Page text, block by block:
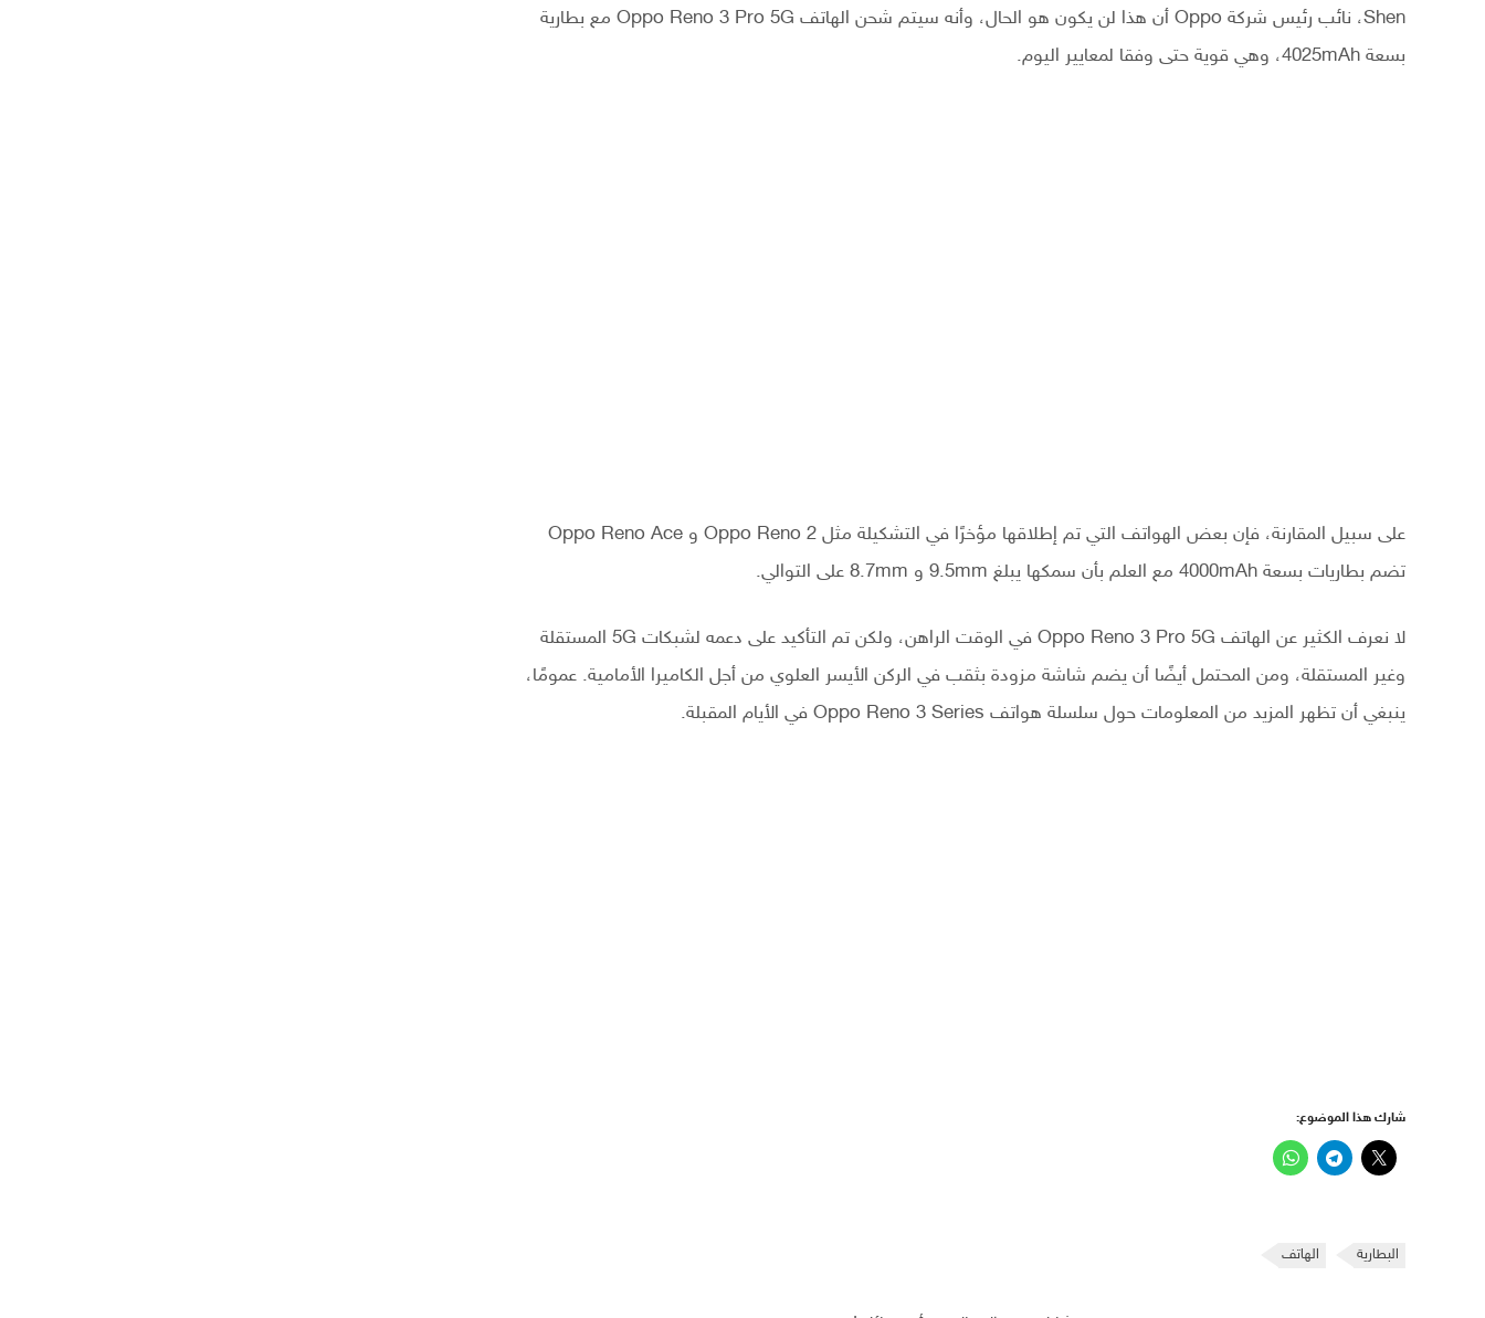
Shen، نائب رئيس شركة Oppo أن هذا لن يكون هو الحال، وأنه سيتم شحن الهاتف Oppo Reno 3 Pro 5G مع بطارية
بسعة 4025mAh، وهي قوية حتى وفقا لمعايير اليوم.
على سبيل المقارنة، فإن بعض الهواتف التي تم إطلاقها مؤخرًا في التشكيلة مثل Oppo Reno 2 و Oppo Reno Ace
تضم بطاريات بسعة 4000mAh مع العلم بأن سمكها يبلغ 9.5mm و 8.7mm على التوالي.
لا نعرف الكثير عن الهاتف Oppo Reno 3 Pro 5G في الوقت الراهن، ولكن تم التأكيد على دعمه لشبكات 5G المستقلة
وغير المستقلة، ومن المحتمل أيضًا أن يضم شاشة مزودة بثقب في الركن الأيسر العلوي من أجل الكاميرا الأمامية. عمومًا،
ينبغي أن تظهر المزيد من المعلومات حول سلسلة هواتف Oppo Reno 3 Series في الأيام المقبلة.
شارك هذا الموضوع:
البطارية الهاتف